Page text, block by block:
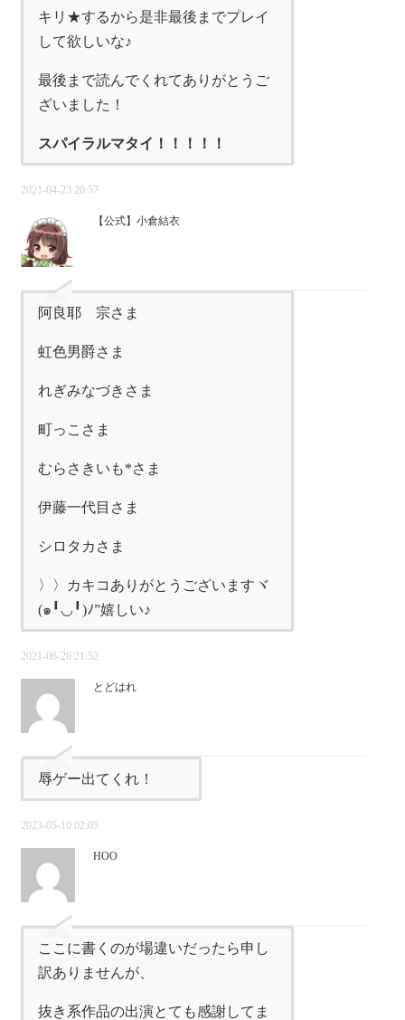
キリ★するから是非最後までプレイ
して欲しいな♪
最後まで読んでくれてありがとうご
ざいました！
スパイラルマタイ！！！！！
2021-04-23 20:57
【公式】小倉結衣
阿良耶 宗さま
虹色男爵さま
れぎみなづきさま
町っこさま
むらさきいも*さま
伊藤一代目さま
シロタカさま
〉〉カキコありがとうございますヾ
(๑╹◡╹)ﾉ”嬉しい♪
2021-06-26 21:52
とどはれ
辱ゲー出てくれ！
2023-05-10 02:05
HOO
ここに書くのが場違いだったら申し
訳ありませんが、
抜き系作品の出演とても感謝してま